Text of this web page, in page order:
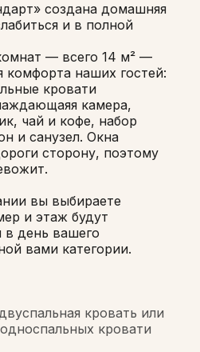
создана домашняя
и в полной
— всего 14 м² —
комфорта наших гостей:
кровати
камера,
чай и кофе, набор
и санузел. Окна
сторону, поэтому
вы выбираете
и этаж будут
в день вашего
вами категории.
кровать или
кровати